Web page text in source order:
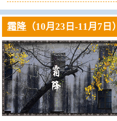
霜降 （10月23日-11月7日）